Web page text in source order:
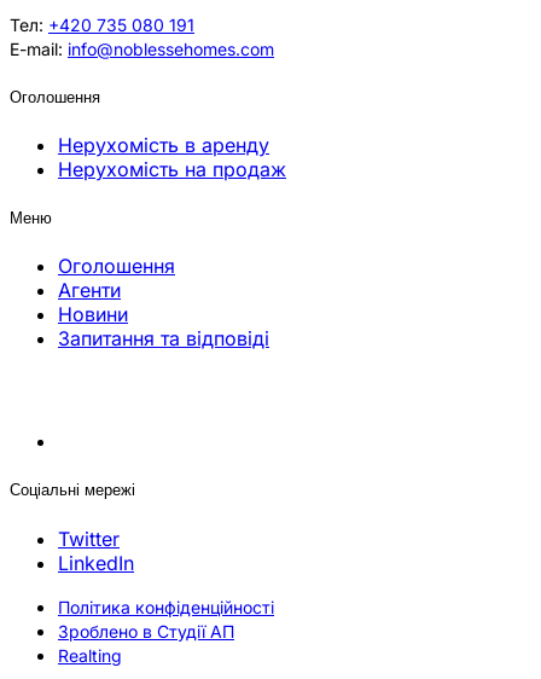
Тел: +420 735 080 191
E-mail: info@noblessehomes.com
Оголошення
Нерухомість в аренду
Нерухомість на продаж
Меню
Оголошення
Агенти
Новини
Запитання та відповіді
Соціальні мережі
Twitter
LinkedIn
Політика конфіденційності
Зроблено в Студії АП
Realting